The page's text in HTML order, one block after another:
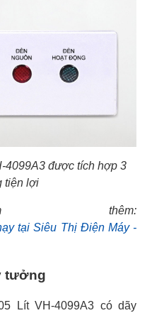
4099A3 được tích hợp 3
tiện lợi
tại Siêu Thị Điện Máy -
tưởng
Lít VH-4099A3 có dãy